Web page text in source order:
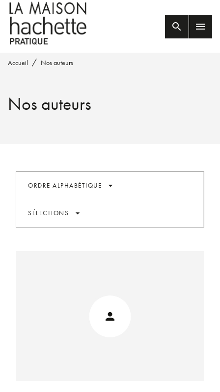
MENU RECHERCHE
PIED DE PAGE
search menu
Accueil / Nos auteurs
Nos auteurs
ORDRE ALPHABÉTIQUE arrow_drop_down
SÉLECTIONS arrow_drop_down